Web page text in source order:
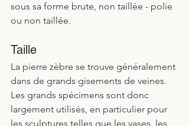
sous sa forme brute, non taillée - polie
ou non taillée.
Taille
La pierre zèbre se trouve généralement
dans de grands gisements de veines.
Les grands spécimens sont donc
largement utilisés, en particulier pour
les sculptures telles que les vases, les